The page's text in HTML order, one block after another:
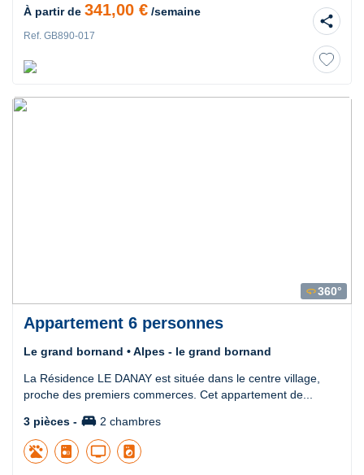
À partir de 341,00 € /semaine
Ref. GB890-017
share
360360°
Appartement 6 personnes
Le grand bornand • Alpes - le grand bornand
La Résidence LE DANAY est située dans le centre village,
proche des premiers commerces. Cet appartement de...
3 pièces - king_bed 2 chambres
tv local_laundry_service